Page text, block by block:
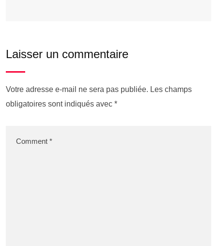
Laisser un commentaire
Votre adresse e-mail ne sera pas publiée. Les champs
obligatoires sont indiqués avec *